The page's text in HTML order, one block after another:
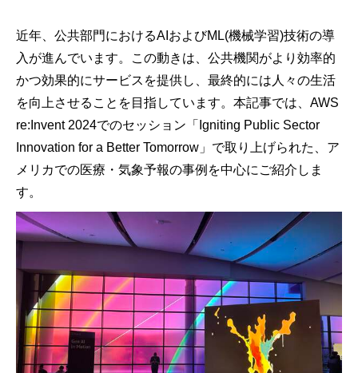
近年、公共部門におけるAIおよびML(機械学習)技術の導
入が進んでいます。この動きは、公共機関がより効率的
かつ効果的にサービスを提供し、最終的には人々の生活
を向上させることを目指しています。本記事では、AWS
re:Invent 2024でのセッション「Igniting Public Sector
Innovation for a Better Tomorrow」で取り上げられた、ア
メリカでの医療・気象予報の事例を中心にご紹介しま
す。